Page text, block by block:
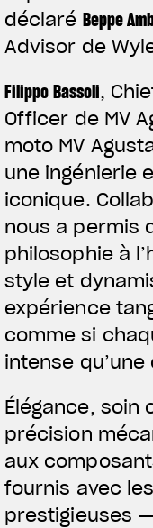
déclaré Beppe
Advisor de
Filippo Bassoli,
Officer de MV
moto MV
une ingénierie
iconique.
nous a permis
philosophie à
style et
expérience
comme si
intense qu’une
Élégance, soin
précision
aux
fournis avec
prestigieuses